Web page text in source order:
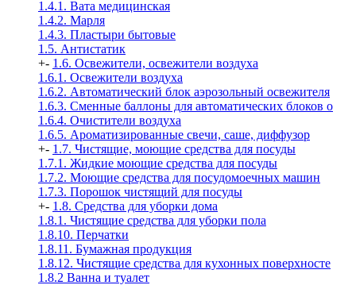
1.4.1. Вата медицинская
1.4.2. Марля
1.4.3. Пластыри бытовые
1.5. Антистатик
+- 1.6. Освежители, освежители воздуха
1.6.1. Освежители воздуха
1.6.2. Автоматический блок аэрозольный освежителя
1.6.3. Сменные баллоны для автоматических блоков о
1.6.4. Очистители воздуха
1.6.5. Ароматизированные свечи, саше, диффузор
+- 1.7. Чистящие, моющие средства для посуды
1.7.1. Жидкие моющие средства для посуды
1.7.2. Моющие средства для посудомоечных машин
1.7.3. Порошок чистящий для посуды
+- 1.8. Средства для уборки дома
1.8.1. Чистящие средства для уборки пола
1.8.10. Перчатки
1.8.11. Бумажная продукция
1.8.12. Чистящие средства для кухонных поверхносте
1.8.2 Ванна и туалет